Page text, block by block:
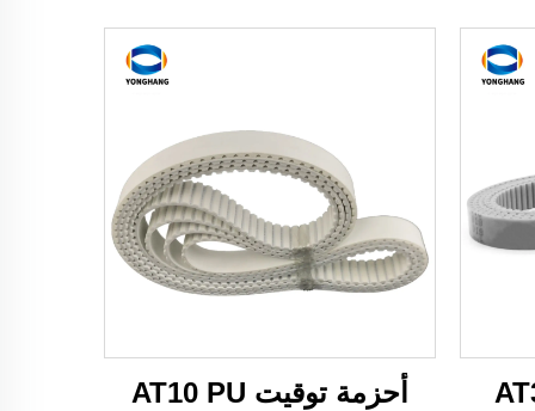
أحزمة توقيت AT10 PU